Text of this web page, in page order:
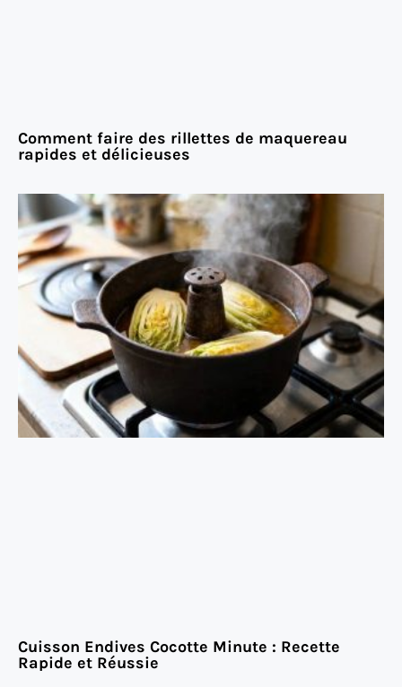
Comment faire des rillettes de maquereau
rapides et délicieuses
Cuisson Endives Cocotte Minute : Recette
Rapide et Réussie